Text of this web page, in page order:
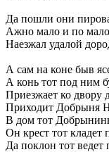
Да пошли они
Ажно мало и по мало
Наезжал удалой
А сам на коне быв
А конь тот под ним
Приезжает ко
Приходит Добрыня
В дом тот
Он крест тот кладет
Да поклон тот ведет